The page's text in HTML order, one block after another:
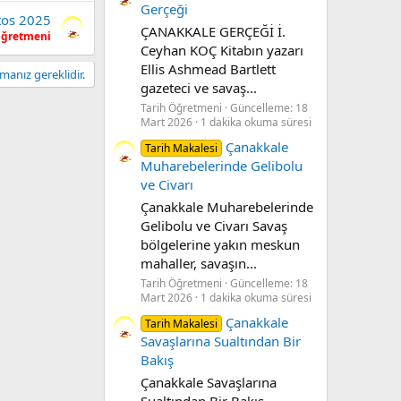
2025
gereklidir.
Gerçeği
ÇANAKKALE GERÇEĞİ İ.
Ceyhan KOÇ Kitabın yazarı
Ellis Ashmead Bartlett
gazeteci ve savaş...
Tarih Öğretmeni Güncelleme: 18
Mart 2026 1 dakika okuma süresi
Tarih Makalesi
Çanakkale
Muharebelerinde Gelibolu
ve Civarı
Çanakkale Muharebelerinde
Gelibolu ve Civarı Savaş
bölgelerine yakın meskun
mahaller, savaşın...
Tarih Öğretmeni Güncelleme: 18
Mart 2026 1 dakika okuma süresi
Tarih Makalesi
Çanakkale
Savaşlarına Sualtından Bir
Bakış
Çanakkale Savaşlarına